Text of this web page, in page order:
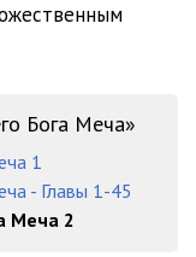
Бога Меча»
1
- Главы 1-45
Меча 2